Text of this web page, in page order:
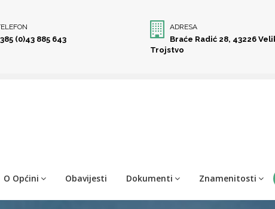
(0)43 885 643
ADRESA
Braće Radić 28, 43226
Trojstvo
O Općini Obavijesti Dokumenti Znamenitosti